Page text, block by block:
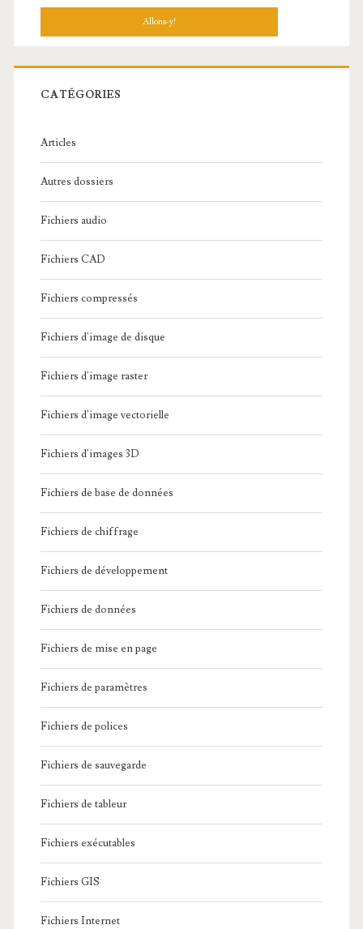
h
r
c
:
CATÉGORIES
Articles
Autres dossiers
Fichiers audio
Fichiers CAD
Fichiers compressés
Fichiers d'image de disque
Fichiers d'image raster
Fichiers d'image vectorielle
Fichiers d'images 3D
Fichiers de base de données
Fichiers de chiffrage
Fichiers de développement
Fichiers de données
Fichiers de mise en page
Fichiers de paramètres
Fichiers de polices
Fichiers de sauvegarde
Fichiers de tableur
Fichiers exécutables
Fichiers GIS
Fichiers Internet